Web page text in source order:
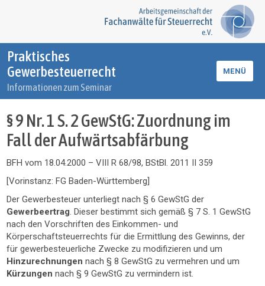
Praktisches
Gewerbesteuerrecht
Informationen zum Seminar
MENÜ
§ 9 Nr. 1 S. 2 GewStG: Zuordnung im
Fall der Aufwärtsabfärbung
BFH vom 18.04.2000 – VIII R 68/98, BStBl. 2011 II 359
[Vorinstanz: FG Baden-Württemberg]
Der Gewerbesteuer unterliegt nach § 6 GewStG der
Gewerbeertrag. Dieser bestimmt sich gemäß § 7 S. 1 GewStG
nach den Vorschriften des Einkommen- und
Körperschaftsteuerrechts für die Ermittlung des Gewinns, der
für gewerbesteuerliche Zwecke zu modifizieren und um
Hinzurechnungennach § 8 GewStG zu vermehren und um
Kürzungennach § 9 GewStG zu vermindern ist.